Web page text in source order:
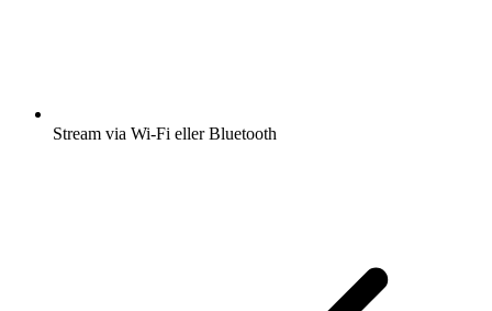
Stream via Wi-Fi eller Bluetooth